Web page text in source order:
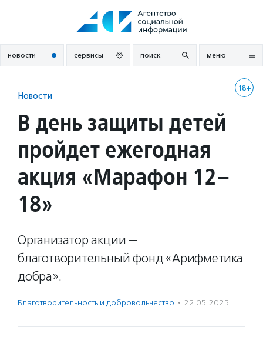
новости сервисы поиск меню
18+
Новости
В день защиты детей
пройдет ежегодная
акция «Марафон 12–
18»
Организатор акции —
благотворительный фонд «Арифметика
добра».
Благотвори­тель­ность и доброволь­чест­во · 22.05.2025